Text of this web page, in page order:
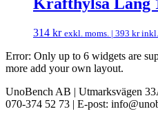
314 kr exkl. moms. | 393 krinkl.
Error: Only up to 6 widgets are
more add your own layout.
UnoBench AB | Utmarksvägen
070-374 52 73 | E-post: